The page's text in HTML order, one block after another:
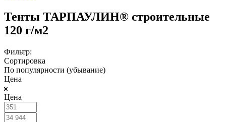
Тенты ТАРПАУЛИН® строительные
120 г/м2
Фильтр:
Сортировка
По популярности (убывание)
Цена
Цена